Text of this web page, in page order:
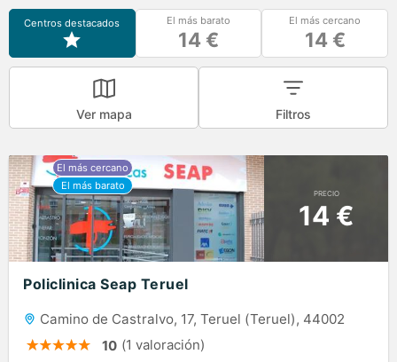
Centros destacados El más barato
14 €
El más cercano
14 €
Ver mapa Filtros
PRECIO
14 €
Policlinica Seap Teruel
Camino de Castralvo, 17, Teruel (Teruel), 44002
10 (1 valoración)